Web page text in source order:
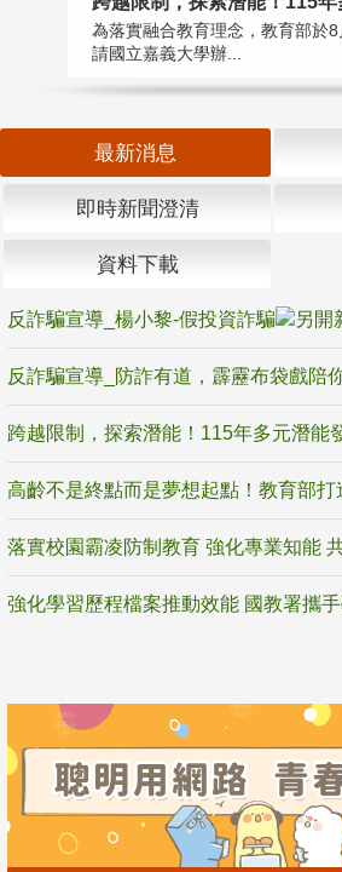
為落實融合教育理念，教育部於
請國立嘉義大學辦...
最新消息
即時新聞澄清
資料下載
反詐騙宣導_楊小黎-假投資詐騙
落實校園霸凌防制教育 強化專業知能